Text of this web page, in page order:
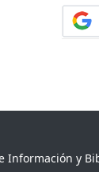
Información y